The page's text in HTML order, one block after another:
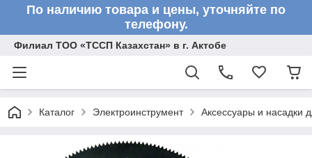
По наличию товара и цены, уточняйте по
телефону.
Филиал ТОО «ТССП Казахстан» в г. Актобе
Каталог Электроинструмент Аксессуары и насадки